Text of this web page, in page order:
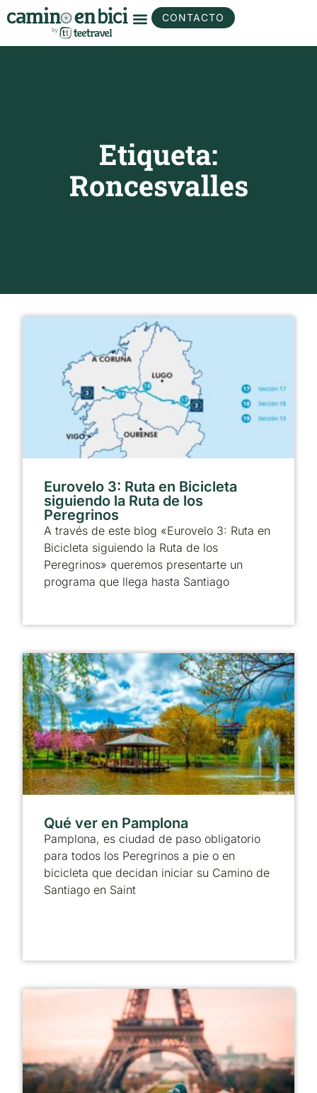
CONTACTO
Etiqueta:
Roncesvalles
Eurovelo 3: Ruta en Bicicleta
siguiendo la Ruta de los
Peregrinos
A través de este blog «Eurovelo 3: Ruta en
Bicicleta siguiendo la Ruta de los
Peregrinos» queremos presentarte un
programa que llega hasta Santiago
Qué ver en Pamplona
Pamplona, es ciudad de paso obligatorio
para todos los Peregrinos a pie o en
bicicleta que decidan iniciar su Camino de
Santiago en Saint